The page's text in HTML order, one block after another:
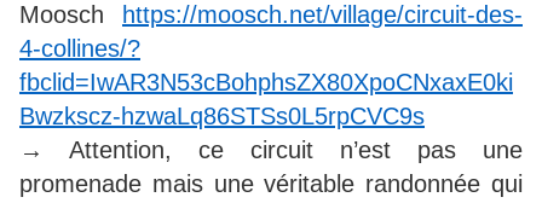
Moosch
https://moosch.net/village/circuit-des-
4-collines/?
fbclid=IwAR3N53cBohphsZX80XpoCNxaxE0ki
Bwzkscz-hzwaLq86STSs0L5rpCVC9s
→ Attention, ce circuit n’est pas une
promenade mais une véritable randonnée qui